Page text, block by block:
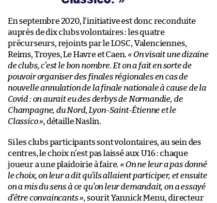
En septembre 2020, l’initiative est donc reconduite
auprès de dix clubs volontaires : les quatre
précurseurs, rejoints par le LOSC, Valenciennes,
Reims, Troyes, Le Havre et Caen.« On visait une dizaine
de clubs, c’est le bon nombre. Et on a fait en sorte de
pouvoir organiser des finales régionales en cas de
nouvelle annulation de la finale nationale à cause de la
Covid : on aurait eu des derbys de Normandie, de
Champagne, du Nord, Lyon-Saint-Étienne et le
Classico », détaille Naslin.
Si les clubs participants sont volontaires, au sein des
centres, le choix n’est pas laissé aux U16 : chaque
joueur a une plaidoirie à faire.« On ne leur a pas donné
le choix, on leur a dit qu’ils allaient participer, et ensuite
on a mis du sens à ce qu’on leur demandait, on a essayé
d’être convaincants », sourit Yannick Menu, directeur